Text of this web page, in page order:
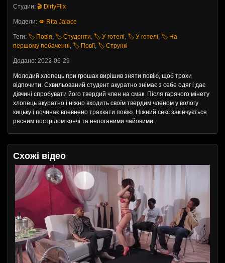
Студии: 🎬 DirtyFlix
Модели: 💋 Rita Jalace
Теги: 🏷️ Повія, 🏷️ Студенти, 🏷️ У готелі, 🏷️ У готелі, 🏷️ На
першому побаченні, 🏷️ Повії, 🏷️ Стрункі
Додано: 2022-06-29
Молодий хлопець при грошах вирішив зняти повію, щоб трохи
відпочити. Схвильований студент акуратно знімає з себе одяг і дає
дівчині спробувати його твердий член на смак. Після гарячого мінету
хлопець акуратно і ніжно входить своїм твердим членом у вологу
кицьку і починає впевнено трахкати повію. Ніжний секс закінчується
рясним пострілом кончі та непоганими чайовими.
Схожі відео